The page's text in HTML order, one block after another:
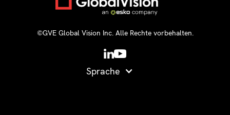
©GVE Global Vision Inc. Alle Rechte vorbehalten.
Sprache